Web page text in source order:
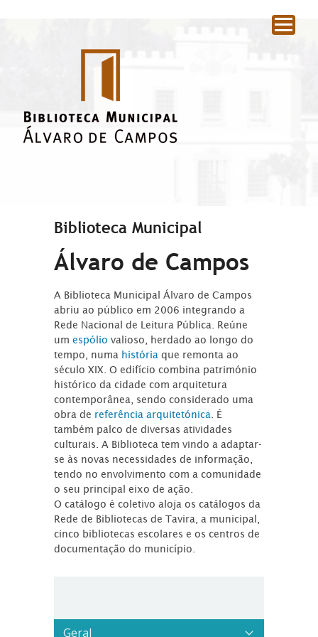
Biblioteca Municipal
Álvaro de Campos
A Biblioteca Municipal Álvaro de Campos
abriu ao público em 2006 integrando a
Rede Nacional de Leitura Pública. Reúne
umespóliovalioso, herdado ao longo do
tempo, numa história que remonta ao
século XIX. O edifício combina património
histórico da cidade com arquitetura
contemporânea, sendo considerado uma
obra de referência arquitetónica . É
também palco de diversas atividades
culturais. A Biblioteca tem vindo a adaptar-
se às novas necessidades de informação,
tendo no envolvimento com a comunidade
o seu principal eixo de ação.
O catálogo é coletivo aloja os catálogos da
Rede de Bibliotecas de Tavira, a municipal,
cinco bibliotecas escolares e os centros de
documentação do município.